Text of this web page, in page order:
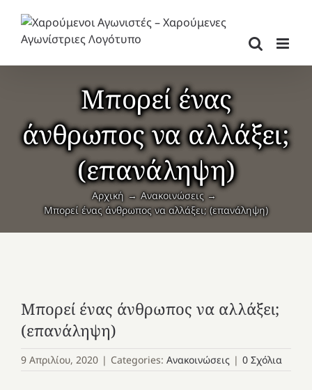
περιεχόμενο
Μπορεί ένας
άνθρωπος να αλλάξει;
(επανάληψη)
Αρχική
Ανακοινώσεις
Μπορεί ένας άνθρωπος να αλλάξει; (επανάληψη)
Μπορεί ένας άνθρωπος να αλλάξει;
(επανάληψη)
9 Απριλίου, 2020 | Categories: Ανακοινώσεις | 0 Σχόλια